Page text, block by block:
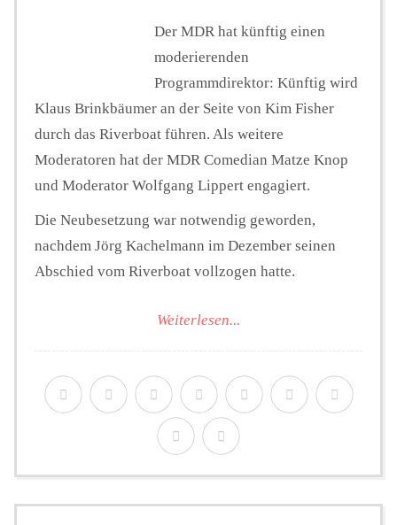
Der MDR hat künftig einen
moderierenden
Programmdirektor: Künftig wird
Klaus Brinkbäumer an der Seite von Kim Fisher
durch das Riverboat führen. Als weitere
Moderatoren hat der MDR Comedian Matze Knop
und Moderator Wolfgang Lippert engagiert.
Die Neubesetzung war notwendig geworden,
nachdem Jörg Kachelmann im Dezember seinen
Abschied vom Riverboat vollzogen hatte.
Weiterlesen...